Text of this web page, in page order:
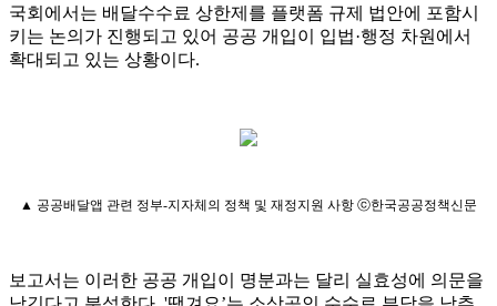
국회에서는 배달수수료 상한제를 플랫폼 규제 법안에 포함시
키는 논의가 진행되고 있어 공공 개입이 입법·행정 차원에서
확대되고 있는 상황이다.
▲ 공공배달앱 관련 정부-지자체의 정책 및 재정지원 사항 ⓒ한국공공정책신문
보고서는 이러한 공공 개입이 명분과는 달리 실효성에 의문을